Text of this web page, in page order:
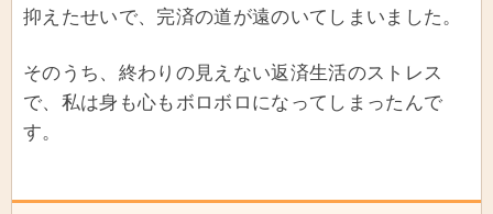
抑えたせいで、完済の道が遠のいてしまいました。
そのうち、終わりの見えない返済生活のストレス
で、私は身も心もボロボロになってしまったんで
す。